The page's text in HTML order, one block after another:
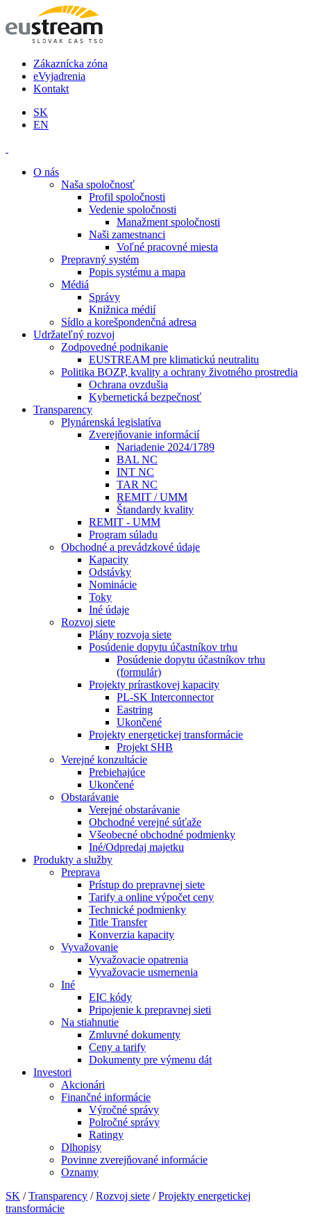
Zákaznícka zóna
eVyjadrenia
Kontakt
SK
EN
O nás
Naša spoločnosť
Profil spoločnosti
Vedenie spoločnosti
Manažment spoločnosti
Naši zamestnanci
Voľné pracovné miesta
Prepravný systém
Popis systému a mapa
Médiá
Správy
Knižnica médií
Sídlo a korešpondenčná adresa
Udržateľný rozvoj
Zodpovedné podnikanie
EUSTREAM pre klimatickú neutralitu
Politika BOZP, kvality a ochrany životného prostredia
Ochrana ovzdušia
Kybernetická bezpečnosť
Transparency
Plynárenská legislatíva
Zverejňovanie informácií
Nariadenie 2024/1789
BAL NC
INT NC
TAR NC
REMIT / UMM
Štandardy kvality
REMIT - UMM
Program súladu
Obchodné a prevádzkové údaje
Kapacity
Odstávky
Nominácie
Toky
Iné údaje
Rozvoj siete
Plány rozvoja siete
Posúdenie dopytu účastníkov trhu
Posúdenie dopytu účastníkov trhu
(formulár)
Projekty prírastkovej kapacity
PL-SK Interconnector
Eastring
Ukončené
Projekty energetickej transformácie
Projekt SHB
Verejné konzultácie
Prebiehajúce
Ukončené
Obstarávanie
Verejné obstarávanie
Obchodné verejné súťaže
Všeobecné obchodné podmienky
Iné/Odpredaj majetku
Produkty a služby
Preprava
Prístup do prepravnej siete
Tarify a online výpočet ceny
Technické podmienky
Title Transfer
Konverzia kapacity
Vyvažovanie
Vyvažovacie opatrenia
Vyvažovacie usmernenia
Iné
EIC kódy
Pripojenie k prepravnej sieti
Na stiahnutie
Zmluvné dokumenty
Ceny a tarify
Dokumenty pre výmenu dát
Investori
Akcionári
Finančné informácie
Výročné správy
Polročné správy
Ratingy
Dlhopisy
Povinne zverejňované informácie
Oznamy
SK / Transparency / Rozvoj siete / Projekty energetickej
transformácie